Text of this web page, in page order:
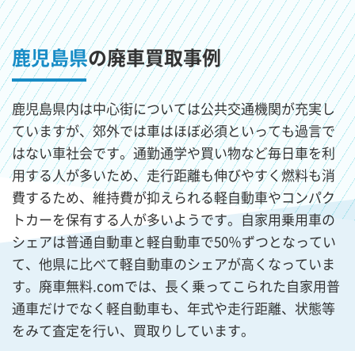
鹿児島県の廃車買取事例
鹿児島県内は中心街については公共交通機関が充実し
ていますが、郊外では車はほぼ必須といっても過言で
はない車社会です。通勤通学や買い物など毎日車を利
用する人が多いため、走行距離も伸びやすく燃料も消
費するため、維持費が抑えられる軽自動車やコンパク
トカーを保有する人が多いようです。自家用乗用車の
シェアは普通自動車と軽自動車で50％ずつとなってい
て、他県に比べて軽自動車のシェアが高くなっていま
す。廃車無料.comでは、長く乗ってこられた自家用普
通車だけでなく軽自動車も、年式や走行距離、状態等
をみて査定を行い、買取りしています。